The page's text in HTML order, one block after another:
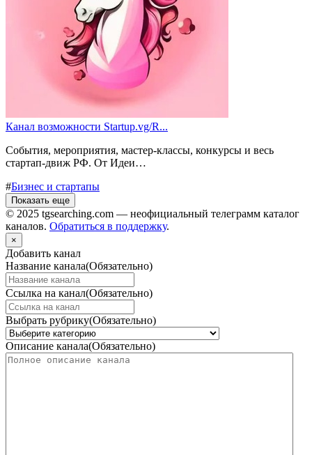
Канал возможности Startup.vg/R...
События, мероприятия, мастер-классы, конкурсы и весь
стартап-движ РФ. От Идеи…
#Бизнес и стартапы
Показать еще
© 2025 tgsearching.com — неофициальный телеграмм каталог
каналов. Обратиться в поддержку.
×
Добавить канал
Название канала(Обязательно)
Ссылка на канал(Обязательно)
Выбрать рубрику(Обязательно)
Описание канала(Обязательно)